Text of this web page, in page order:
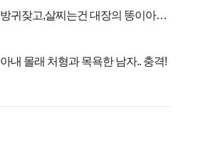
방귀잦고,살찌는건 대장의 똥이아니
아내 몰래 처형과 목욕한 남자.. 충격!